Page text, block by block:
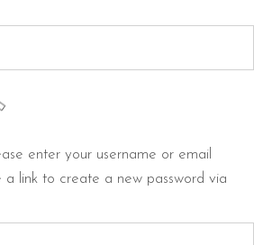
enter your username or email
a link to create a new password via